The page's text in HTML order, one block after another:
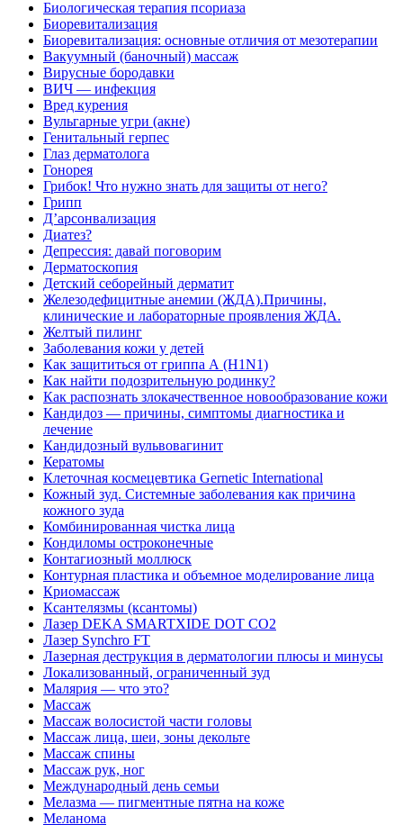
Биологическая терапия псориаза
Биоревитализация
Биоревитализация: основные отличия от мезотерапии
Вакуумный (баночный) массаж
Вирусные бородавки
ВИЧ — инфекция
Вред курения
Вульгарные угри (акне)
Генитальный герпес
Глаз дерматолога
Гонорея
Грибок! Что нужно знать для защиты от него?
Грипп
Д’арсонвализация
Диатез?
Депрессия: давай поговорим
Дерматоскопия
Детский себорейный дерматит
Железодефицитные анемии (ЖДА).Причины,
клинические и лабораторные проявления ЖДА.
Желтый пилинг
Заболевания кожи у детей
Как защититься от гриппа А (H1N1)
Как найти подозрительную родинку?
Как распознать злокачественное новообразование кожи
Кандидоз — причины, симптомы диагностика и
лечение
Кандидозный вульвовагинит
Кератомы
Клеточная космецевтика Gernetic International
Кожный зуд. Системные заболевания как причина
кожного зуда
Комбинированная чистка лица
Кондиломы остроконечные
Контагиозный моллюск
Контурная пластика и объемное моделирование лица
Криомассаж
Ксантелязмы (ксантомы)
Лазер DEKA SMARTXIDE DOT CO2
Лазер Synchro FT
Лазерная деструкция в дерматологии плюсы и минусы
Локализованный, ограниченный зуд
Малярия — что это?
Массаж
Массаж волосистой части головы
Массаж лица, шеи, зоны декольте
Массаж спины
Массаж рук, ног
Международный день семьи
Мелазма — пигментные пятна на коже
Меланома